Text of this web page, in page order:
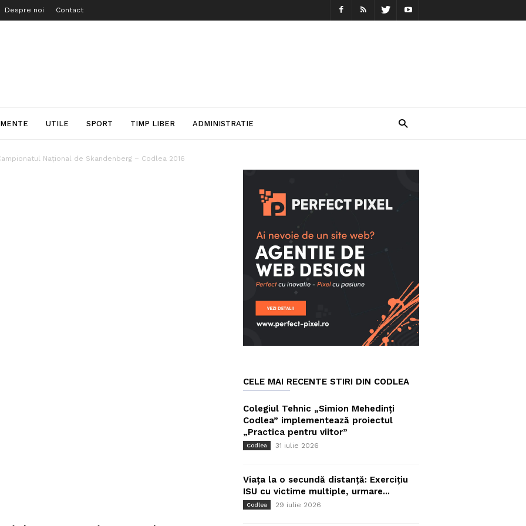
Despre noi Contact
UTILE SPORT TIMP LIBER ADMINISTRATIE
Național de Skandenberg – Codlea 2016
CELE MAI RECENTE STIRI DIN CODLEA
Colegiul Tehnic „Simion Mehedinți
Codlea” implementează proiectul
„Practica pentru viitor”
Codlea 31 iulie 2026
Viața la o secundă distanță: Exercițiu
ISU cu victime multiple, urmare...
Codlea 29 iulie 2026